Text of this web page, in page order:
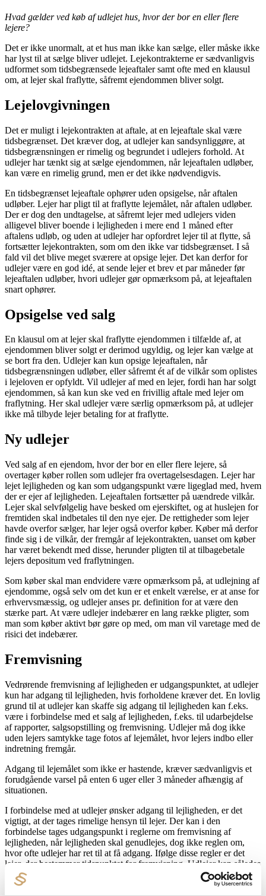
Hvad gælder ved køb af udlejet hus, hvor der bor en eller flere
lejere?
Det er ikke unormalt, at et hus man ikke kan sælge, eller måske ikke
har lyst til at sælge bliver udlejet. Lejekontrakterne er sædvanligvis
udformet som tidsbegrænsede lejeaftaler samt ofte med en klausul
om, at lejer skal fraflytte, såfremt ejendommen bliver solgt.
Lejelovgivningen
Det er muligt i lejekontrakten at aftale, at en lejeaftale skal være
tidsbegrænset. Det kræver dog, at udlejer kan sandsynliggøre, at
tidsbegrænsningen er rimelig og begrundet i udlejers forhold. At
udlejer har tænkt sig at sælge ejendommen, når lejeaftalen udløber,
kan være en rimelig grund, men er det ikke nødvendigvis.
En tidsbegrænset lejeaftale ophører uden opsigelse, når aftalen
udløber. Lejer har pligt til at fraflytte lejemålet, når aftalen udløber.
Der er dog den undtagelse, at såfremt lejer med udlejers viden
alligevel bliver boende i lejligheden i mere end 1 måned efter
aftalens udløb, og uden at udlejer har opfordret lejer til at flytte, så
fortsætter lejekontrakten, som om den ikke var tidsbegrænset. I så
fald vil det blive meget sværere at opsige lejer. Det kan derfor for
udlejer være en god idé, at sende lejer et brev et par måneder før
lejeaftalen udløber, hvori udlejer gør opmærksom på, at lejeaftalen
snart ophører.
Opsigelse ved salg
En klausul om at lejer skal fraflytte ejendommen i tilfælde af, at
ejendommen bliver solgt er derimod ugyldig, og lejer kan vælge at
se bort fra den. Udlejer kan kun opsige lejeaftalen, når
tidsbegrænsningen udløber, eller såfremt ét af de vilkår som oplistes
i lejeloven er opfyldt. Vil udlejer af med en lejer, fordi han har solgt
ejendommen, så kan kun ske ved en frivillig aftale med lejer om
fraflytning. Her skal udlejer være særlig opmærksom på, at udlejer
ikke må tilbyde lejer betaling for at fraflytte.
Ny udlejer
Ved salg af en ejendom, hvor der bor en eller flere lejere, så
overtager køber rollen som udlejer fra overtagelsesdagen. Lejer har
lejet lejligheden og kan som udgangspunkt være ligeglad med, hvem
der er ejer af lejligheden. Lejeaftalen fortsætter på uændrede vilkår.
Lejer skal selvfølgelig have besked om ejerskiftet, og at huslejen for
fremtiden skal indbetales til den nye ejer. De rettigheder som lejer
havde overfor sælger, har lejer også overfor køber. Køber må derfor
finde sig i de vilkår, der fremgår af lejekontrakten, uanset om køber
har været bekendt med disse, herunder pligten til at tilbagebetale
lejers depositum ved fraflytningen.
Som køber skal man endvidere være opmærksom på, at udlejning af
ejendomme, også selv om det kun er et enkelt værelse, er at anse for
erhvervsmæssig, og udlejer anses pr. definition for at være den
stærke part. At være udlejer indebærer en lang række pligter, som
man som køber aktivt bør gøre op med, om man vil varetage med de
risici det indebærer.
Fremvisning
Vedrørende fremvisning af lejligheden er udgangspunktet, at udlejer
kun har adgang til lejligheden, hvis forholdene kræver det. En lovlig
grund til at udlejer kan skaffe sig adgang til lejligheden kan f.eks.
være i forbindelse med et salg af lejligheden, f.eks. til udarbejdelse
af rapporter, salgsopstilling og fremvisning. Udlejer må dog ikke
uden lejers samtykke tage fotos af lejemålet, hvor lejers indbo eller
indretning fremgår.
Adgang til lejemålet som ikke er hastende, kræver sædvanligvis et
forudgående varsel på enten 6 uger eller 3 måneder afhængig af
situationen.
I forbindelse med at udlejer ønsker adgang til lejligheden, er det
vigtigt, at der tages rimelige hensyn til lejer. Der kan i den
forbindelse tages udgangspunkt i reglerne om fremvisning af
lejligheden, når lejligheden skal genudlejes, dog ikke reglen om,
hvor ofte udlejer har ret til at få adgang. Ifølge disse regler er det
lejer, der bestemmer tidspunktet for fremvisning. Udlejer kan således
ikke kræve, at lejer skal give adgang til lejligheden, mens lejer er på
arbejde eller i løbet af weekenden. Lejer kan desuden forlange, at få